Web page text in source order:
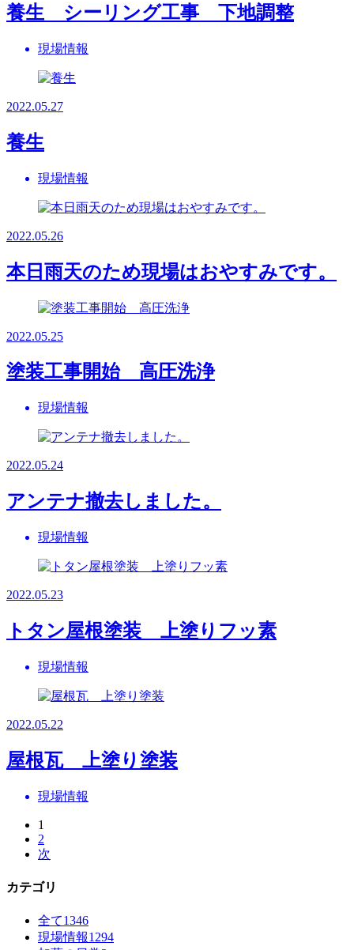
養生 シーリング工事 下地調整
現場情報
2022.05.27
養生
現場情報
2022.05.26
本日雨天のため現場はおやすみです。
2022.05.25
塗装工事開始 高圧洗浄
現場情報
2022.05.24
アンテナ撤去しました。
現場情報
2022.05.23
トタン屋根塗装 上塗りフッ素
現場情報
2022.05.22
屋根瓦 上塗り塗装
現場情報
1
2
次
カテゴリ
全て1346
現場情報1294